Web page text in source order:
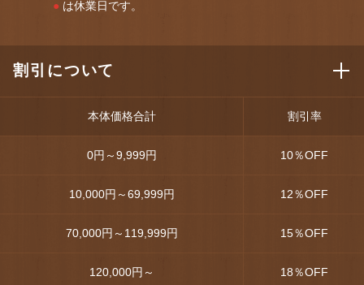
● は休業日です。
割引について
本体価格合計 割引率
0円～9,999円 10％OFF
10,000円～69,999円 12％OFF
70,000円～119,999円 15％OFF
120,000円～ 18％OFF